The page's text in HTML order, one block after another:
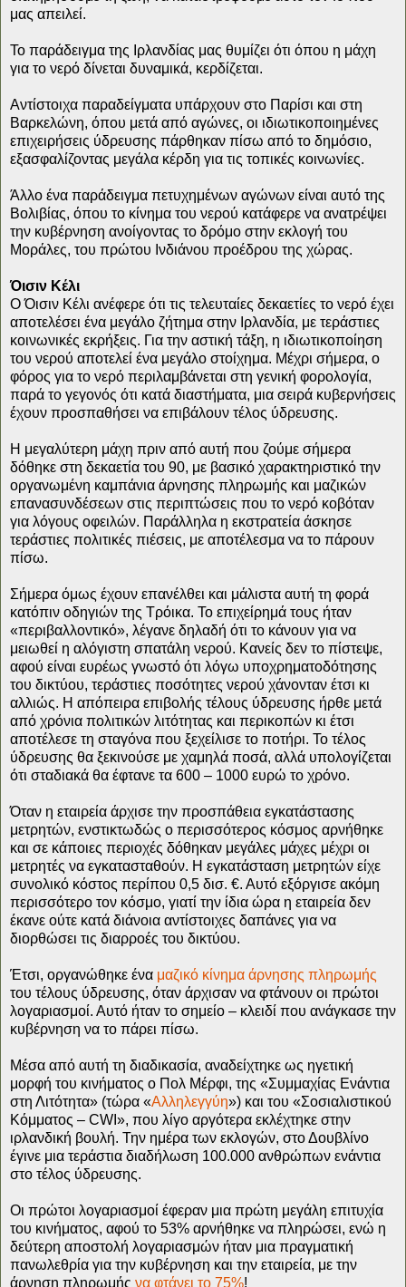
μας απειλεί.
Το παράδειγμα της Ιρλανδίας μας θυμίζει ότι όπου η μάχη
για το νερό δίνεται δυναμικά, κερδίζεται.
Αντίστοιχα παραδείγματα υπάρχουν στο Παρίσι και στη
Βαρκελώνη, όπου μετά από αγώνες, οι ιδιωτικοποιημένες
επιχειρήσεις ύδρευσης πάρθηκαν πίσω από το δημόσιο,
εξασφαλίζοντας μεγάλα κέρδη για τις τοπικές κοινωνίες.
Άλλο ένα παράδειγμα πετυχημένων αγώνων είναι αυτό της
Βολιβίας, όπου το κίνημα του νερού κατάφερε να ανατρέψει
την κυβέρνηση ανοίγοντας το δρόμο στην εκλογή του
Μοράλες, του πρώτου Ινδιάνου προέδρου της χώρας.
Όισιν Κέλι
Ο Όισιν Κέλι ανέφερε ότι τις τελευταίες δεκαετίες το νερό έχει
αποτελέσει ένα μεγάλο ζήτημα στην Ιρλανδία, με τεράστιες
κοινωνικές εκρήξεις. Για την αστική τάξη, η ιδιωτικοποίηση
του νερού αποτελεί ένα μεγάλο στοίχημα. Μέχρι σήμερα, ο
φόρος για το νερό περιλαμβάνεται στη γενική φορολογία,
παρά το γεγονός ότι κατά διαστήματα, μια σειρά κυβερνήσεις
έχουν προσπαθήσει να επιβάλουν τέλος ύδρευσης.
Η μεγαλύτερη μάχη πριν από αυτή που ζούμε σήμερα
δόθηκε στη δεκαετία του 90, με βασικό χαρακτηριστικό την
οργανωμένη καμπάνια άρνησης πληρωμής και μαζικών
επανασυνδέσεων στις περιπτώσεις που το νερό κοβόταν
για λόγους οφειλών. Παράλληλα η εκστρατεία άσκησε
τεράστιες πολιτικές πιέσεις, με αποτέλεσμα να το πάρουν
πίσω.
Σήμερα όμως έχουν επανέλθει και μάλιστα αυτή τη φορά
κατόπιν οδηγιών της Τρόικα. Το επιχείρημά τους ήταν
«περιβαλλοντικό», λέγανε δηλαδή ότι το κάνουν για να
μειωθεί η αλόγιστη σπατάλη νερού. Κανείς δεν το πίστεψε,
αφού είναι ευρέως γνωστό ότι λόγω υποχρηματοδότησης
του δικτύου, τεράστιες ποσότητες νερού χάνονταν έτσι κι
αλλιώς. Η απόπειρα επιβολής τέλους ύδρευσης ήρθε μετά
από χρόνια πολιτικών λιτότητας και περικοπών κι έτσι
αποτέλεσε τη σταγόνα που ξεχείλισε το ποτήρι. Το τέλος
ύδρευσης θα ξεκινούσε με χαμηλά ποσά, αλλά υπολογίζεται
ότι σταδιακά θα έφτανε τα 600 – 1000 ευρώ το χρόνο.
Όταν η εταιρεία άρχισε την προσπάθεια εγκατάστασης
μετρητών, ενστικτωδώς ο περισσότερος κόσμος αρνήθηκε
και σε κάποιες περιοχές δόθηκαν μεγάλες μάχες μέχρι οι
μετρητές να εγκατασταθούν. Η εγκατάσταση μετρητών είχε
συνολικό κόστος περίπου 0,5 δισ. €. Αυτό εξόργισε ακόμη
περισσότερο τον κόσμο, γιατί την ίδια ώρα η εταιρεία δεν
έκανε ούτε κατά διάνοια αντίστοιχες δαπάνες για να
διορθώσει τις διαρροές του δικτύου.
Έτσι, οργανώθηκε ένα μαζικό κίνημα άρνησης πληρωμής
του τέλους ύδρευσης, όταν άρχισαν να φτάνουν οι πρώτοι
λογαριασμοί. Αυτό ήταν το σημείο – κλειδί που ανάγκασε την
κυβέρνηση να το πάρει πίσω.
Μέσα από αυτή τη διαδικασία, αναδείχτηκε ως ηγετική
μορφή του κινήματος ο Πολ Μέρφι, της «Συμμαχίας Ενάντια
στη Λιτότητα» (τώρα «Αλληλεγγύη») και του «Σοσιαλιστικού
Κόμματος – CWI», που λίγο αργότερα εκλέχτηκε στην
ιρλανδική βουλή. Την ημέρα των εκλογών, στο Δουβλίνο
έγινε μια τεράστια διαδήλωση 100.000 ανθρώπων ενάντια
στο τέλος ύδρευσης.
Οι πρώτοι λογαριασμοί έφεραν μια πρώτη μεγάλη επιτυχία
του κινήματος, αφού το 53% αρνήθηκε να πληρώσει, ενώ η
δεύτερη αποστολή λογαριασμών ήταν μια πραγματική
πανωλεθρία για την κυβέρνηση και την εταιρεία, με την
άρνηση πληρωμής να φτάνει το 75%!